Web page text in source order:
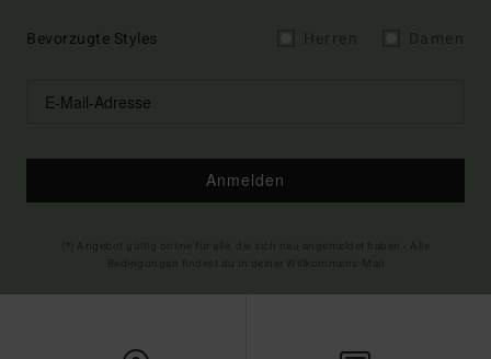
Bevorzugte Styles
Anmelden